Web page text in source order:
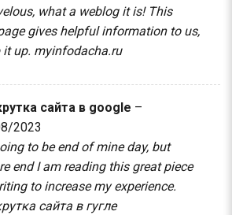
what a weblog it is! This
gives helpful information to us,
it up. myinfodacha.ru
сайта в google –
2023
to be end of mine day, but
end I am reading this great piece
to increase my experience.
сайта в гугле